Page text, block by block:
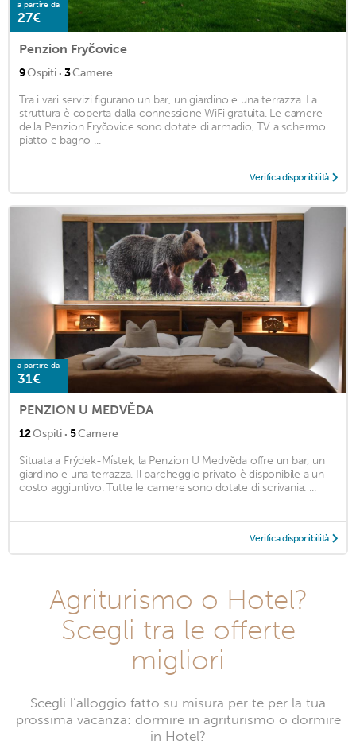
a partire da
27€
Penzion Fryčovice
9Ospiti · 3Camere
Tra i vari servizi figurano un bar, un giardino e una terrazza. La
struttura è coperta dalla connessione WiFi gratuita. Le camere
della Penzion Fryčovice sono dotate di armadio, TV a schermo
piatto e bagno ...
Verifica disponibilità
a partire da
31€
PENZION U MEDVĚDA
12Ospiti · 5Camere
Situata a Frýdek-Místek, la Penzion U Medvěda offre un bar, un
giardino e una terrazza. Il parcheggio privato è disponibile a un
costo aggiuntivo. Tutte le camere sono dotate di scrivania. ...
Verifica disponibilità
Agriturismo o Hotel?
Scegli tra le offerte
migliori
Scegli l’alloggio fatto su misura per te per la tua
prossima vacanza: dormire in agriturismo o dormire
in Hotel?